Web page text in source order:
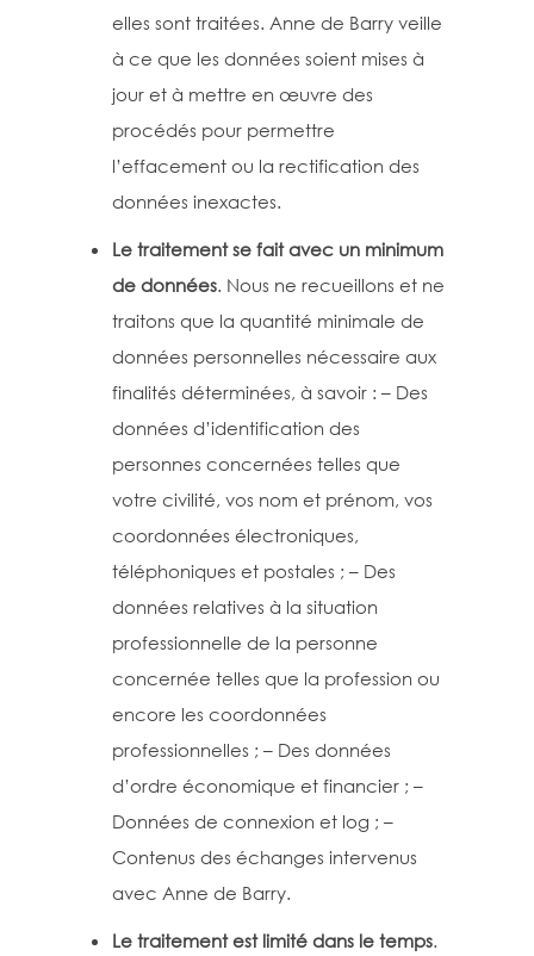
elles sont traitées. Anne de Barry veille
à ce que les données soient mises à
jour et à mettre en œuvre des
procédés pour permettre
l’effacement ou la rectification des
données inexactes.
Le traitement se fait avec un minimum
de données. Nous ne recueillons et ne
traitons que la quantité minimale de
données personnelles nécessaire aux
finalités déterminées, à savoir : – Des
données d’identification des
personnes concernées telles que
votre civilité, vos nom et prénom, vos
coordonnées électroniques,
téléphoniques et postales ; – Des
données relatives à la situation
professionnelle de la personne
concernée telles que la profession ou
encore les coordonnées
professionnelles ; – Des données
d’ordre économique et financier ; –
Données de connexion et log ; –
Contenus des échanges intervenus
avec Anne de Barry.
Le traitement est limité dans le temps.